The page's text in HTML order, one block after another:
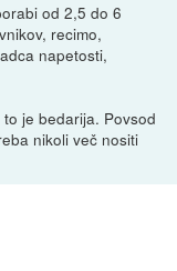
od 2,5 do 6
recimo,
napetosti,
je bedarija. Povsod
nikoli več nositi